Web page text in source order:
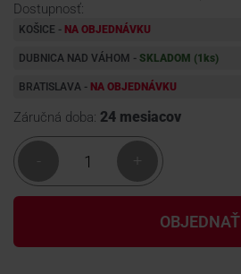
Dostupnosť:
KOŠICE - NA OBJEDNÁVKU
DUBNICA NAD VÁHOM - SKLADOM (1 ks)
BRATISLAVA - NA OBJEDNÁVKU
Záručná doba: 24 mesiacov
- +
OBJEDNAŤ